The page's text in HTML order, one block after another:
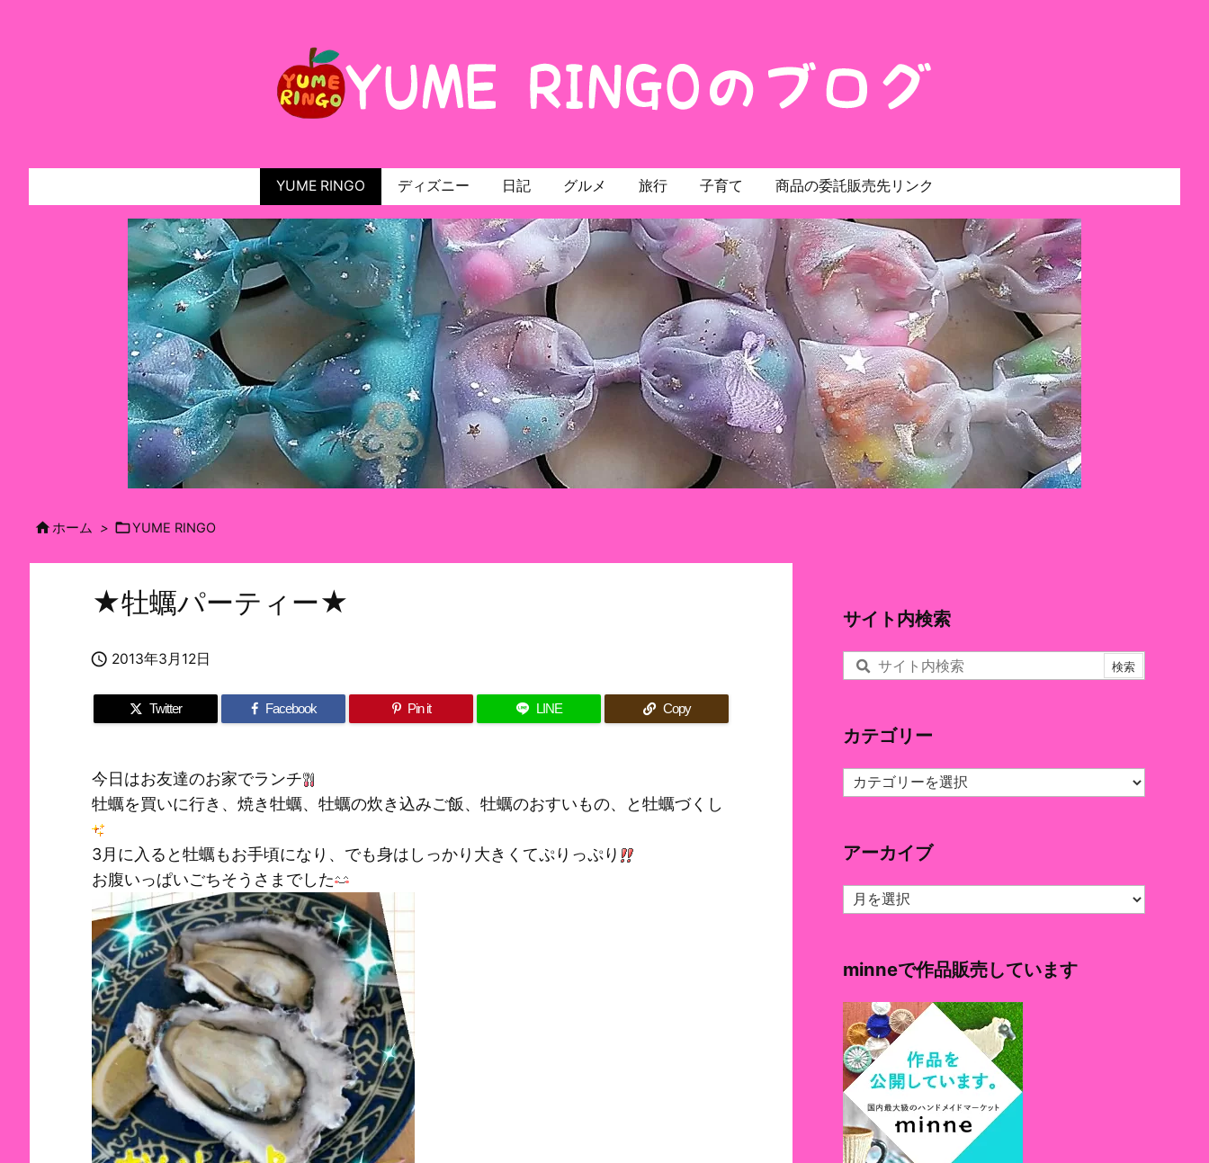
YUME RINGO ディズニー 日記 グルメ 旅行 子育て 商品の委託販売先リンク
ホーム > YUME RINGO
★牡蠣パーティー★
 2013年3月12日
Twitter Facebook Pin it LINE Copy
今日はお友達のお家でランチ
牡蠣を買いに行き、焼き牡蠣、牡蠣の炊き込みご飯、牡蠣のおすいもの、と牡蠣づくし
3月に入ると牡蠣もお手頃になり、でも身はしっかり大きくてぷりっぷり
お腹いっぱいごちそうさまでした
サイト内検索
カテゴリー
カ
テ
ー
アーカイブ
ア
ー
ブ
minneで作品販売しています